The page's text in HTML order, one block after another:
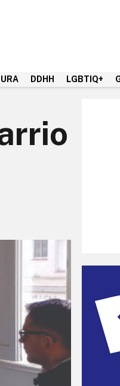
DDHH LGBTIQ+